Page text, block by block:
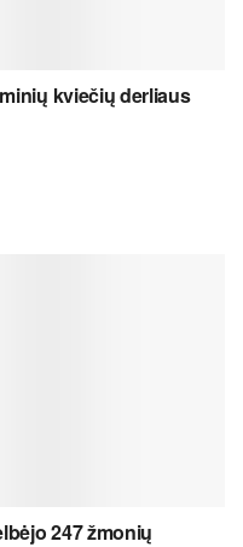
kviečių derliaus
247 žmonių